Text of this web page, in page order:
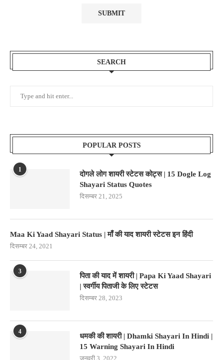
SEARCH
POPULAR POSTS
1
दोगले लोग शायरी स्टेटस कोट्स | 15 Dogle Log
Shayari Status Quotes
दिसम्बर 21, 2025
Maa Ki Yaad Shayari Status | माँ की याद शायरी स्टेटस इन हिंदी
दिसम्बर 24, 2021
3
पिता की याद में शायरी | Papa Ki Yaad Shayari
| स्वर्गीय पिताजी के लिए स्टेटस
दिसम्बर 28, 2023
4
धमकी की शायरी | Dhamki Shayari In Hindi |
15 Warning Shayari In Hindi
जनवरी 3, 2022